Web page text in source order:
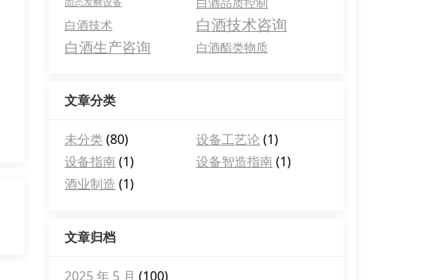
白酒技术
白酒技术咨询
白酒生产咨询 白酒酯类物质
文章分类
未分类(80) 设备工艺论 (1)
设备指南(1) 设备智造指南(1)
酒业制造 (1)
文章归档
2025 年 5 月 (100)